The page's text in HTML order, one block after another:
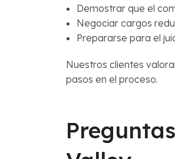
Demostrar que el
Negociar cargos
Prepararse para el
Nuestros clientes
pasos en el proceso.